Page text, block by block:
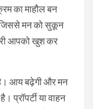
का माहौल बन
मन को सुकून
आपको खुश कर
आय बढ़ेगी और मन
प्रॉपर्टी या वाहन